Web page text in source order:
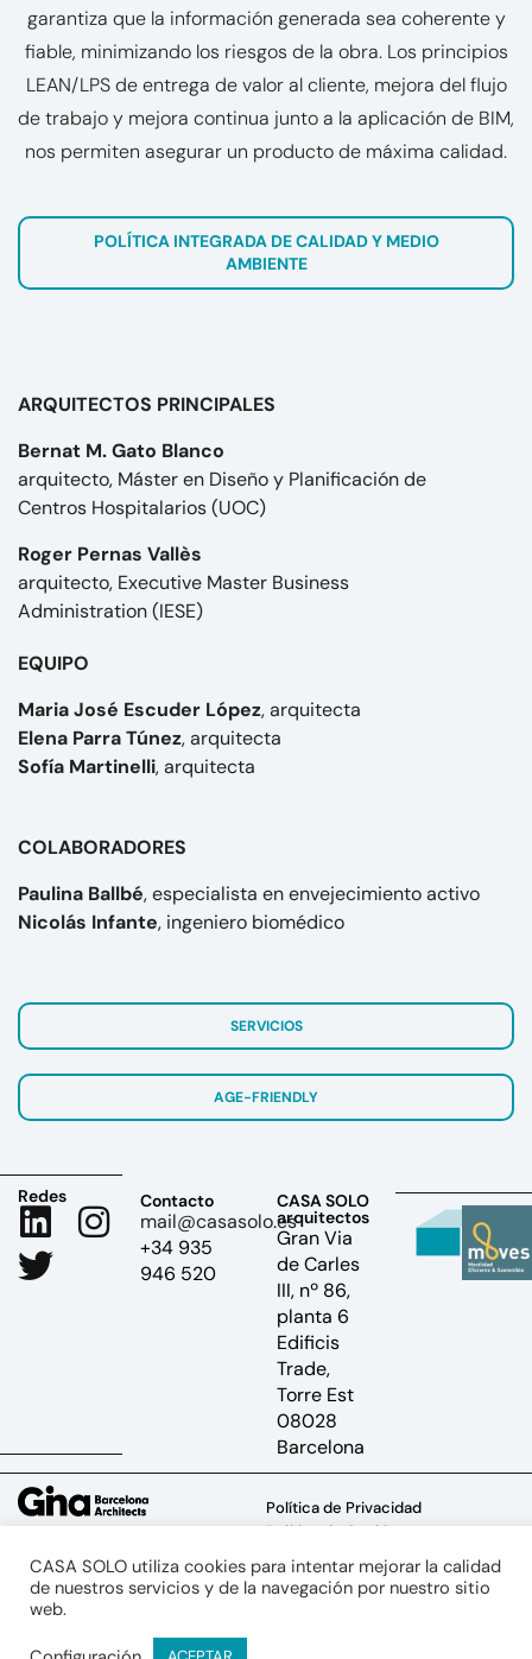
garantiza que la información generada sea coherente y
fiable, minimizando los riesgos de la obra. Los principios
LEAN/LPS de entrega de valor al cliente, mejora del flujo
de trabajo y mejora continua junto a la aplicación de BIM,
nos permiten asegurar un producto de máxima calidad.
POLÍTICA INTEGRADA DE CALIDAD Y MEDIO
AMBIENTE
ARQUITECTOS PRINCIPALES
Bernat M. Gato Blanco
arquitecto, Máster en Diseño y Planificación de
Centros Hospitalarios (UOC)
Roger Pernas Vallès
arquitecto, Executive Master Business
Administration (IESE)
EQUIPO
Maria José Escuder López, arquitecta
Elena Parra Túnez, arquitecta
Sofía Martinelli, arquitecta
COLABORADORES
Paulina Ballbé, especialista en envejecimiento activo
Nicolás Infante, ingeniero biomédico
SERVICIOS
AGE-FRIENDLY
CASA SOLO
arquitectos
Gran Via
de Carles
III, nº 86,
planta 6
Edificis
Trade,
Torre Est
08028
Barcelona
Contacto
mail@casasolo.es
+34 935
946 520
Redes
Política de Privacidad
Política de Cookies
Aviso Legal
CASA SOLO utiliza cookies para intentar mejorar la calidad
de nuestros servicios y de la navegación por nuestro sitio
web.